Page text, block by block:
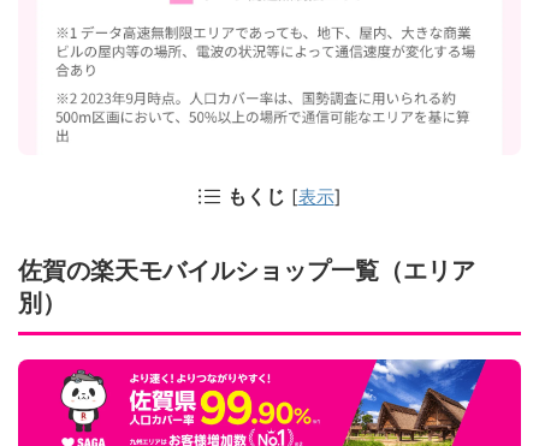
もくじ [表示]
佐賀の楽天モバイルショップ一覧（エリア
別）